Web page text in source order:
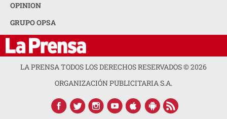
OPINION
GRUPO OPSA
LA PRENSA TODOS LOS DERECHOS RESERVADOS ©2026
ORGANIZACIÓN PUBLICITARIA S.A.